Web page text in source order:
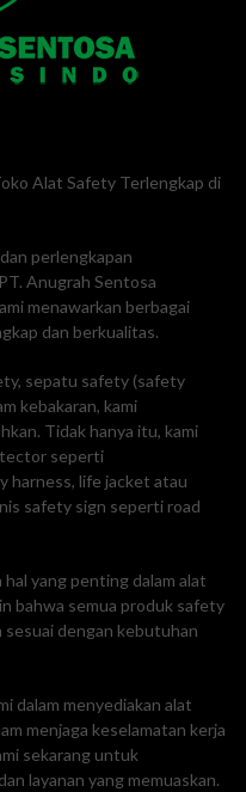
Alat Safety Terlengkap di
perlengkapan
Anugrah Sentosa
menawarkan berbagai
dan berkualitas.
sepatu safety (safety
kebakaran, kami
Tidak hanya itu, kami
seperti
harness, life jacket atau
safety sign seperti road
yang penting dalam alat
bahwa semua produk safety
sesuai dengan kebutuhan
dalam menyediakan alat
menjaga keselamatan kerja
sekarang untuk
layanan yang memuaskan.